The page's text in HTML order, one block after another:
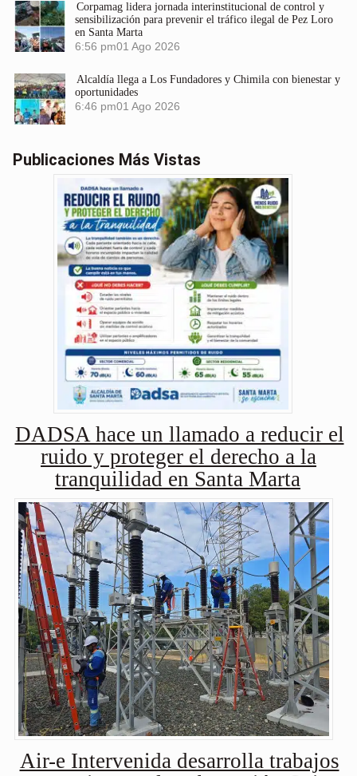
Corpamag lidera jornada interinstitucional de control y
sensibilización para prevenir el tráfico ilegal de Pez Loro
en Santa Marta
6:56 pm01 Ago 2026
Alcaldía llega a Los Fundadores y Chimila con bienestar y
oportunidades
6:46 pm01 Ago 2026
Publicaciones Más Vistas
DADSA hace un llamado a reducir el
ruido y proteger el derecho a la
tranquilidad en Santa Marta
Air-e Intervenida desarrolla trabajos